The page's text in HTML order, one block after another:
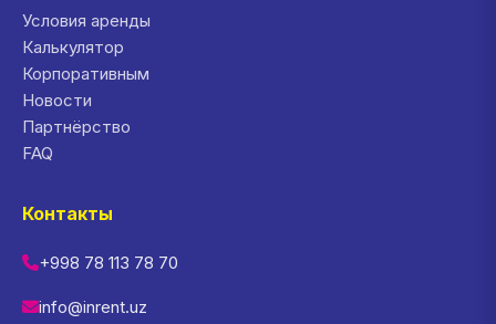
Условия аренды
Калькулятор
Корпоративным
Новости
Партнёрство
FAQ
Контакты
+998 78 113 78 70
info@inrent.uz